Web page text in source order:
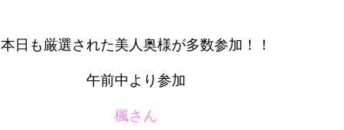
本日も厳選された美人奥様が多数参加！！
午前中より参加
楓さん